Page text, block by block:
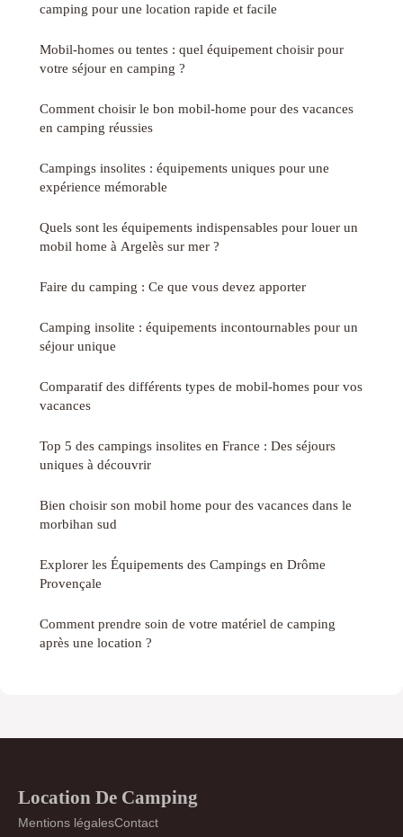
camping pour une location rapide et facile
Mobil-homes ou tentes : quel équipement choisir pour
votre séjour en camping ?
Comment choisir le bon mobil-home pour des vacances
en camping réussies
Campings insolites : équipements uniques pour une
expérience mémorable
Quels sont les équipements indispensables pour louer un
mobil home à Argelès sur mer ?
Faire du camping : Ce que vous devez apporter
Camping insolite : équipements incontournables pour un
séjour unique
Comparatif des différents types de mobil-homes pour vos
vacances
Top 5 des campings insolites en France : Des séjours
uniques à découvrir
Bien choisir son mobil home pour des vacances dans le
morbihan sud
Explorer les Équipements des Campings en Drôme
Provençale
Comment prendre soin de votre matériel de camping
après une location ?
Location De Camping
Mentions légalesContact